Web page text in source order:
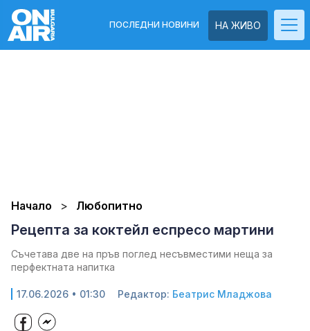
НА ЖИВО
ПОСЛЕДНИ НОВИНИ
Начало Любопитно
Рецепта за коктейл еспресо мартини
Съчетава две на пръв поглед несъвместими неща за
перфектната напитка
17.06.2026 • 01:30 Редактор: Беатрис Младжова